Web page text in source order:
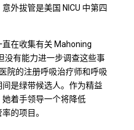
外拔管是美国 NICU 中第四
在收集有关 Mahoning
没有能力进一步调查这些事
院的注册呼吸治疗师和呼吸
是绿带候选人。作为精益
着手领导一个将降低
的项目。